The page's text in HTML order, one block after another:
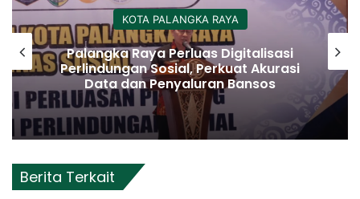
KOTA PALANGKA RAYA
Palangka Raya Perluas Digitalisasi
Perlindungan Sosial, Perkuat Akurasi
Data dan Penyaluran Bansos
Berita Terkait